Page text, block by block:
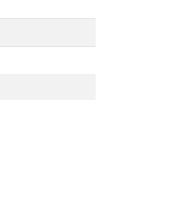
enzovoort.